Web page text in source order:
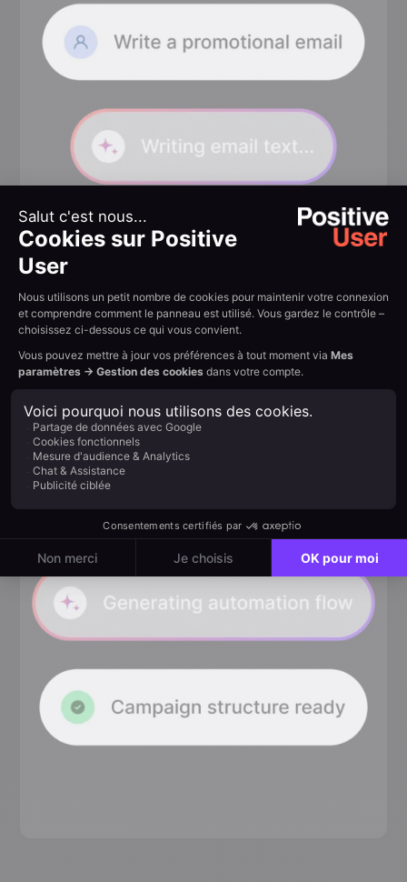
Ciblage intelligent
multicanal
Combinez la segmentation d’Uma avec une
sur le canal où il interagit vraiment. Email, SMS,
WhatsApp, push ou in-app. Plus de suppositions.